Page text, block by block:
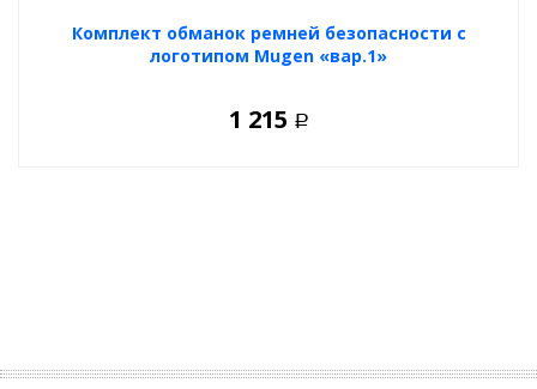
Комплект обманок ремней безопасности с
логотипом Mugen «вар.1»
1 215 Р